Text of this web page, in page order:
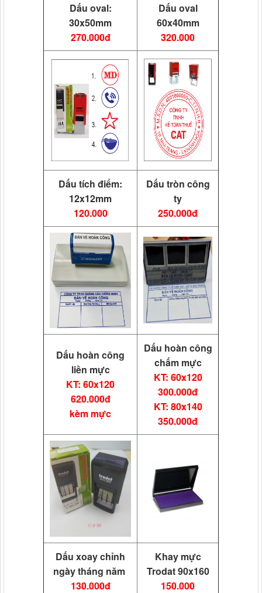
Dấu oval:
30x50mm
270.000đ
Dấu oval
60x40mm
320.000
Dấu tích điểm:
12x12mm
120.000
Dấu tròn công
ty
250.000đ
Dấu hoàn công
liền mực
KT: 60x120
620.000đ
kèm mực
Dấu hoàn công
chấm mực
KT: 60x120
300.000đ
KT: 80x140
350.000đ
Dấu xoay chỉnh
ngày tháng năm
130.000đ
Khay mực
Trodat 90x160
150.000